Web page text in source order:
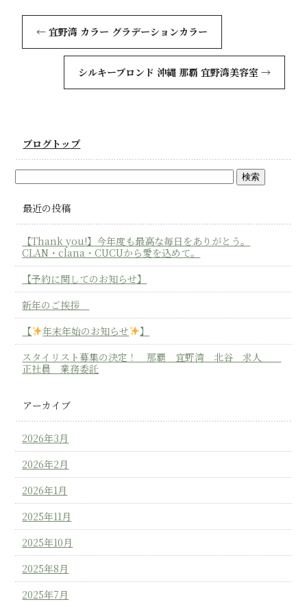
← 宜野湾 カラー グラデーションカラー
シルキーブロンド 沖縄 那覇 宜野湾美容室 →
ブログトップ
最近の投稿
【Thank you!】今年度も最高な毎日をありがとう。
CLAN・clana・CUCUから愛を込めて。
【予約に関してのお知らせ】
新年のご挨拶
【
年末年始のお知らせ
】
スタイリスト募集の決定！ 那覇 宜野湾 北谷 求人
正社員 業務委託
アーカイブ
2026年3月
2026年2月
2026年1月
2025年11月
2025年10月
2025年8月
2025年7月